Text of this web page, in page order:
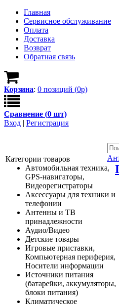
Главная
Сервисное обслуживание
Оплата
Доставка
Возврат
Обратная связь
Корзина: 0 позиций (0р)
Сравнение (0 шт)
Вход | Регистрация
Категории товаров
Автомобильная техника,
GPS-навигаторы,
Видеорегистраторы
Аксессуары для техники и
телефонии
Антенны и ТВ
принадлежности
Аудио/Видео
Детские товары
Игровые приставки,
Компьютерная периферия,
Носители информации
Источники питания
(батарейки, аккумуляторы,
блоки питания)
Климатическое